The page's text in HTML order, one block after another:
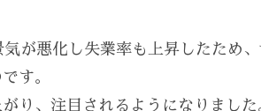
が悪化し失業率も上昇したため
す。
り、注目されるようになりました